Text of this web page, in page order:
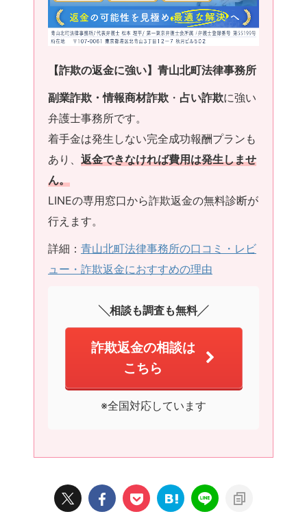
【詐欺の返金に強い】青山北町法律事務所
副業詐欺・情報商材詐欺 ・ 占い詐欺に強い
弁護士事務所です。
着手金は発生しない完全成功報酬プランも
あり、 返金できなければ費用は発生しませ
ん。
LINEの専用窓口から詐欺返金の無料診断が
行えます。
詳細： 青山北町法律事務所の口コミ・レビ
ュー・詐欺返金におすすめの理由
╲相談も調査も無料╱
詐欺返金の相談は
こちら
※全国対応しています